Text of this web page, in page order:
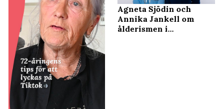
Agneta Sjödin och
Annika Jankell om
ålderismen i